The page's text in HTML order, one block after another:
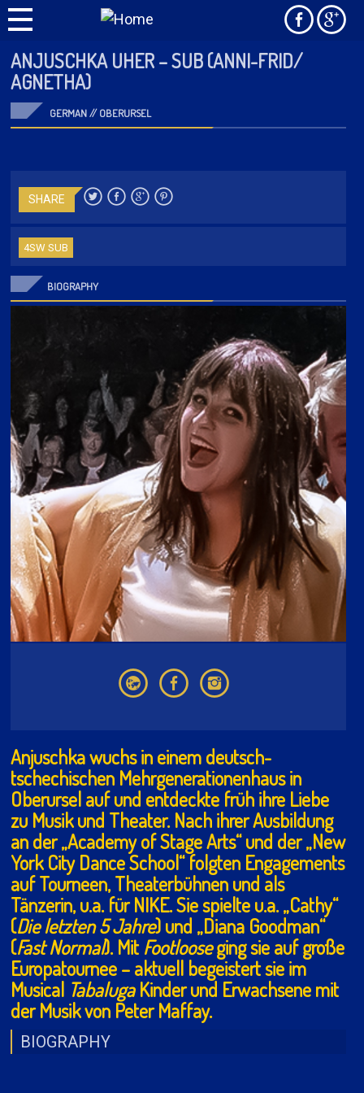
ANJUSCHKA UHER – SUB (ANNI-FRID/
AGNETHA)
GERMAN // OBERURSEL
SHARE
4SW SUB
BIOGRAPHY
Anjuschka wuchs in einem deutsch-
tschechischen Mehrgenerationenhaus in
Oberursel auf und entdeckte früh ihre Liebe
zu Musik und Theater. Nach ihrer Ausbildung
an der „Academy of Stage Arts“ und der „New
York City Dance School“ folgten Engagements
auf Tourneen, Theaterbühnen und als
Tänzerin, u.a. für NIKE. Sie spielte u.a. „Cathy“
(Die letzten 5 Jahre) und „Diana Goodman“
(Fast Normal). MitFootlooseging sie auf große
Europatournee – aktuell begeistert sie im
Musical TabalugaKinder und Erwachsene mit
der Musik von Peter Maffay.
BIOGRAPHY